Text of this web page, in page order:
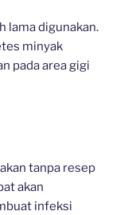
lama digunakan.
minyak
pada area gigi
tanpa resep
akan
infeksi